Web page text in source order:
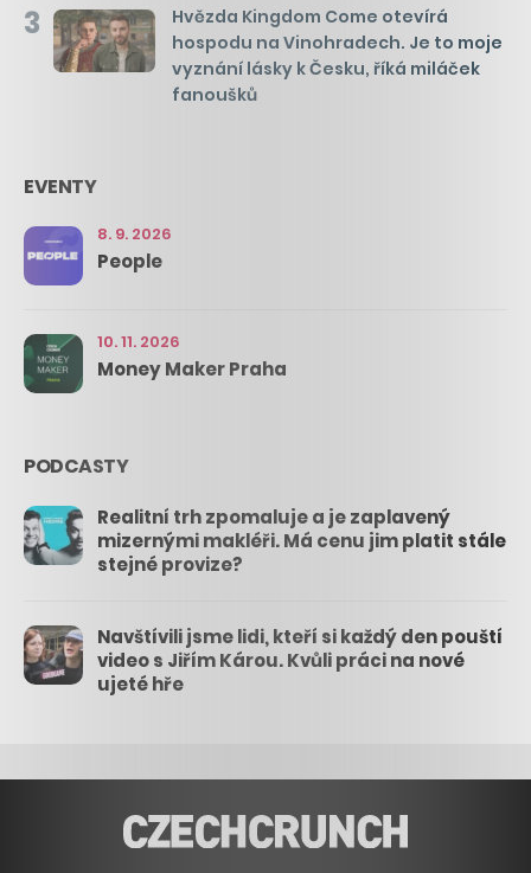
3
Hvězda Kingdom Come otevírá
hospodu na Vinohradech. Je to moje
vyznání lásky k Česku, říká miláček
fanoušků
EVENTY
8. 9. 2026
People
10. 11. 2026
Money Maker Praha
PODCASTY
Realitní trh zpomaluje a je zaplavený
mizernými makléři. Má cenu jim platit stále
stejné provize?
Navštívili jsme lidi, kteří si každý den pouští
video s Jiřím Károu. Kvůli práci na nové
ujeté hře